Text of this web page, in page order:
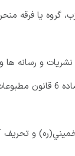
نشريات و رسانه